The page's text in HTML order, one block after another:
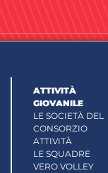
ATTIVITÀ
GIOVANILE
LE SOCIETÀ DEL
CONSORZIO
ATTIVITÀ
LE SQUADRE
VERO VOLLEY